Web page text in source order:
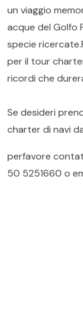
un viaggio
acque del Golfo
specie
per il tour
ricordi che
Se desideri
charter di navi
perfavore
50 5251660 o